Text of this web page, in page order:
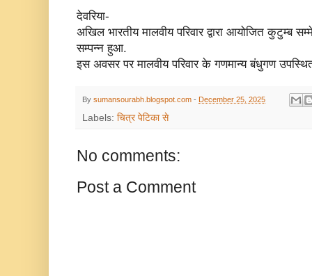
देवरिया-
अखिल भारतीय मालवीय परिवार द्वारा आयोजित कुटुम्ब
सम्पन्न हुआ.
इस अवसर पर मालवीय परिवार के गणमान्य बंधुगण
By sumansourabh.blogspot.com - December 25, 2025
Labels: चित्र पेटिका से
No comments:
Post a Comment